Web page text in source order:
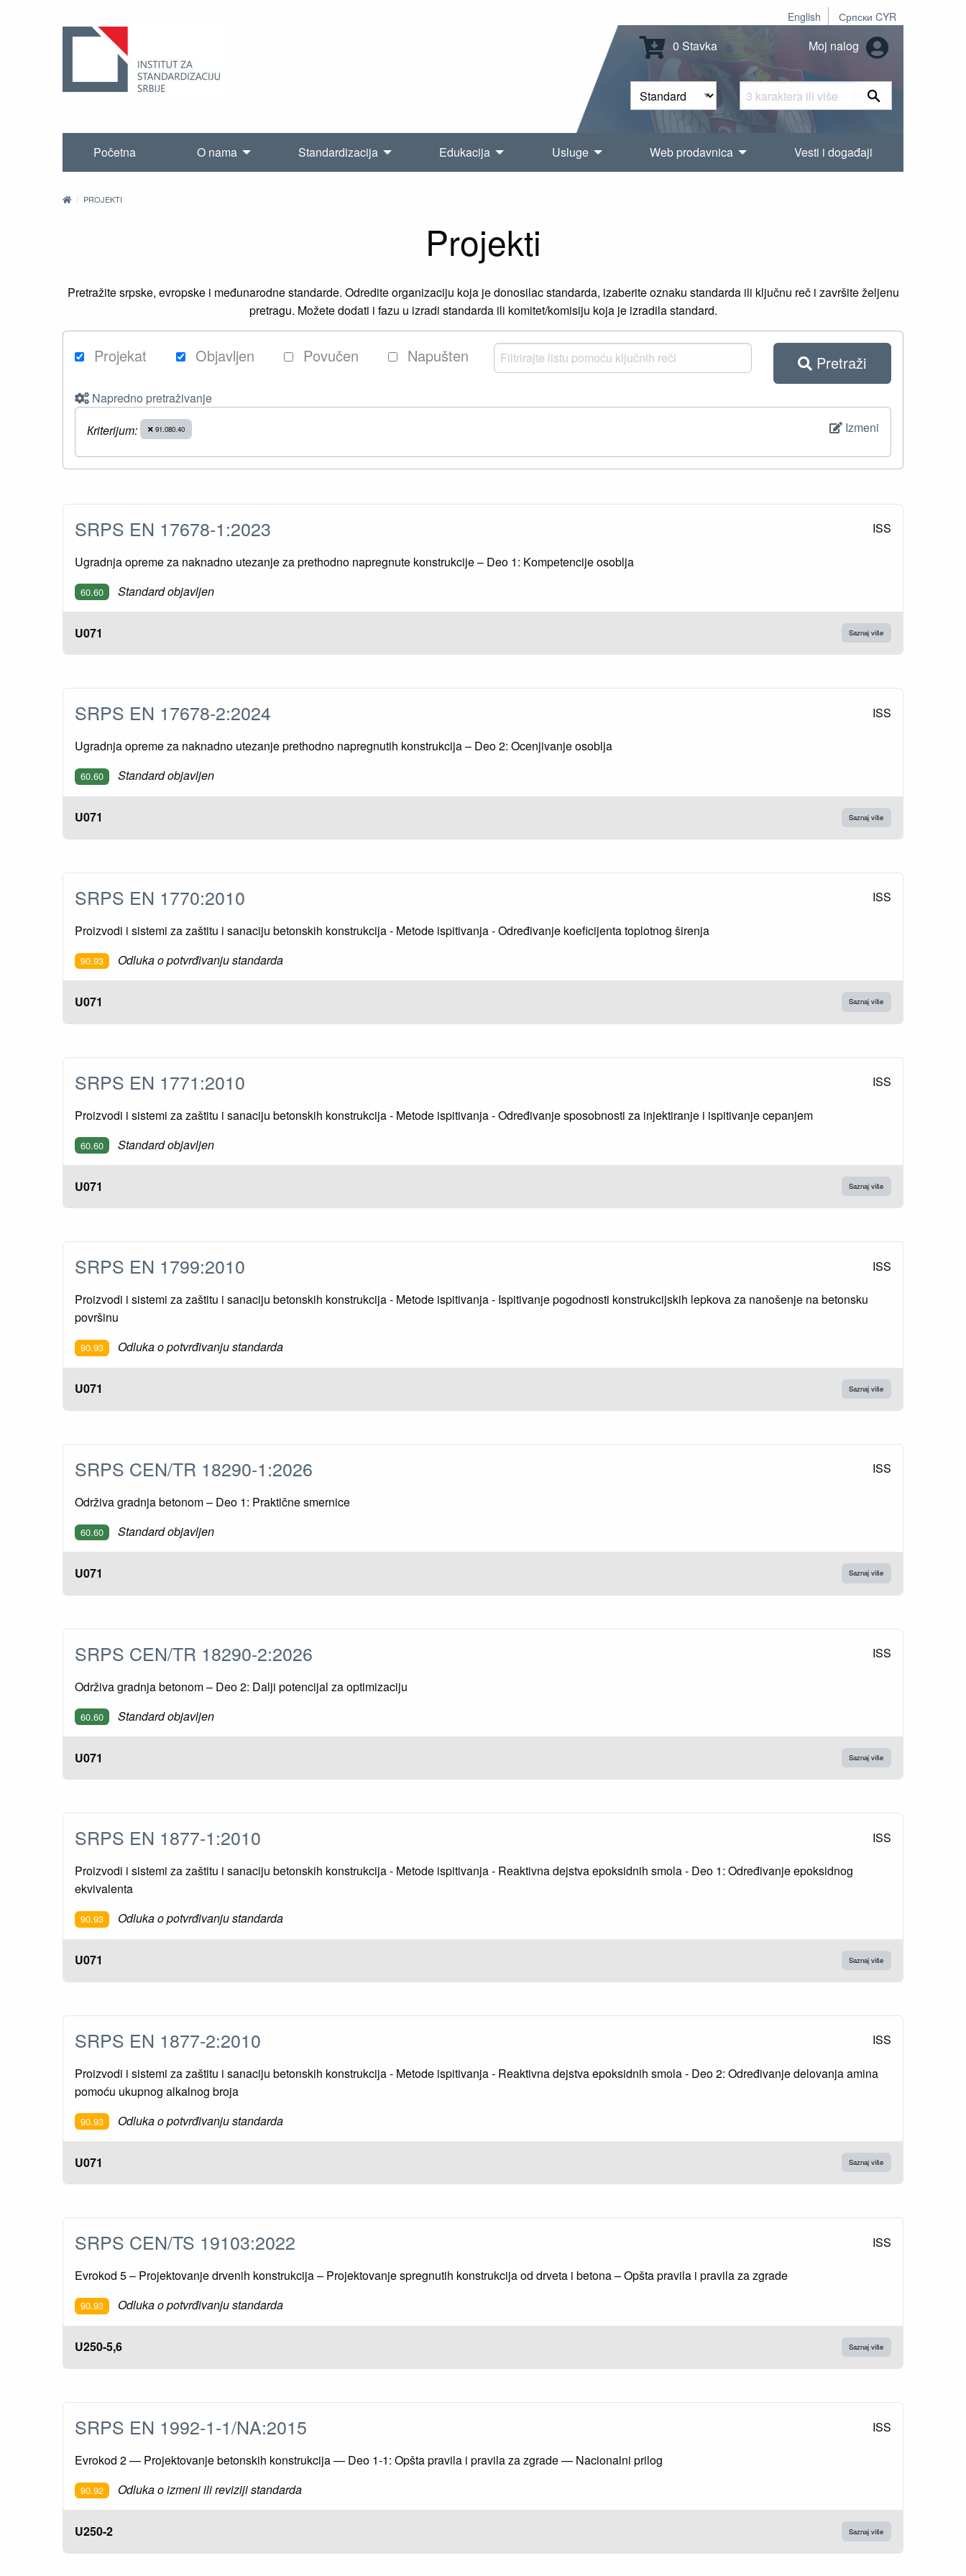
English Српски CYR
0 Stavka Moj nalog
Početna O nama Standardizacija Edukacija Usluge Web prodavnica Vesti i događaji
PROJEKTI
Projekti
Pretražite srpske, evropske i međunarodne standarde. Odredite organizaciju koja je donosilac standarda, izaberite oznaku standarda ili ključnu reč i završite željenu
pretragu. Možete dodati i fazu u izradi standarda ili komitet/komisiju koja je izradila standard.
Projekat Objavljen Povučen Napušten Pretraži
Napredno pretraživanje
Кriterijum:
91.080.40 Izmeni
SRPS EN 17678-1:2023 ISS
Ugradnja opreme za naknadno utezanje za prethodno napregnute konstrukcije – Deo 1: Kompetencije osoblja
60.60 Standard objavljen
U071 Saznaj više
SRPS EN 17678-2:2024 ISS
Ugradnja opreme za naknadno utezanje prethodno napregnutih konstrukcija – Deo 2: Ocenjivanje osoblja
60.60 Standard objavljen
U071 Saznaj više
SRPS EN 1770:2010 ISS
Proizvodi i sistemi za zaštitu i sanaciju betonskih konstrukcija - Metode ispitivanja - Određivanje koeficijenta toplotnog širenja
90.93 Odluka o potvrđivanju standarda
U071 Saznaj više
SRPS EN 1771:2010 ISS
Proizvodi i sistemi za zaštitu i sanaciju betonskih konstrukcija - Metode ispitivanja - Određivanje sposobnosti za injektiranje i ispitivanje cepanjem
60.60 Standard objavljen
U071 Saznaj više
SRPS EN 1799:2010 ISS
Proizvodi i sistemi za zaštitu i sanaciju betonskih konstrukcija - Metode ispitivanja - Ispitivanje pogodnosti konstrukcijskih lepkova za nanošenje na betonsku
površinu
90.93 Odluka o potvrđivanju standarda
U071 Saznaj više
SRPS CEN/TR 18290-1:2026 ISS
Održiva gradnja betonom – Deo 1: Praktične smernice
60.60 Standard objavljen
U071 Saznaj više
SRPS CEN/TR 18290-2:2026 ISS
Održiva gradnja betonom – Deo 2: Dalji potencijal za optimizaciju
60.60 Standard objavljen
U071 Saznaj više
SRPS EN 1877-1:2010 ISS
Proizvodi i sistemi za zaštitu i sanaciju betonskih konstrukcija - Metode ispitivanja - Reaktivna dejstva epoksidnih smola - Deo 1: Određivanje epoksidnog
ekvivalenta
90.93 Odluka o potvrđivanju standarda
U071 Saznaj više
SRPS EN 1877-2:2010 ISS
Proizvodi i sistemi za zaštitu i sanaciju betonskih konstrukcija - Metode ispitivanja - Reaktivna dejstva epoksidnih smola - Deo 2: Određivanje delovanja amina
pomoću ukupnog alkalnog broja
90.93 Odluka o potvrđivanju standarda
U071 Saznaj više
SRPS CEN/TS 19103:2022 ISS
Evrokod 5 – Projektovanje drvenih konstrukcija – Projektovanje spregnutih konstrukcija od drveta i betona – Opšta pravila i pravila za zgrade
90.93 Odluka o potvrđivanju standarda
U250-5,6 Saznaj više
SRPS EN 1992-1-1/NA:2015 ISS
Evrokod 2 — Projektovanje betonskih konstrukcija — Deo 1-1: Opšta pravila i pravila za zgrade — Nacionalni prilog
90.92 Odluka o izmeni ili reviziji standarda
U250-2 Saznaj više